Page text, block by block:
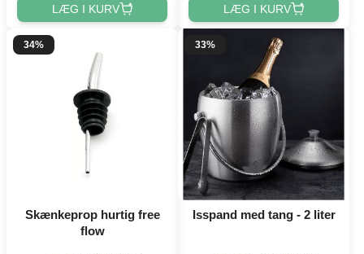
LÆG I KURV LÆG I KURV
34%
Skænkeprop hurtig free
flow
33%
Isspand med tang - 2 liter